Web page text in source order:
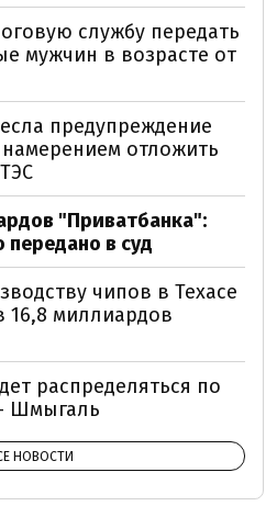
службу передать
мужчин в возрасте от
предупреждение
отложить
"Приватбанка":
в суд
чипов в Техасе
16,8 миллиардов
распределяться по
Шмыгаль
НОВОСТИ